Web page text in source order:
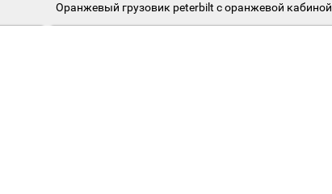
Оранжевый грузовик peterbilt с оранжевой кабиной